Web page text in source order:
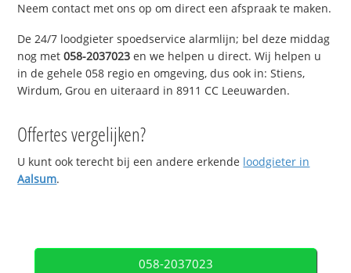
Neem contact met ons op om direct een afspraak te maken.
De 24/7 loodgieter spoedservice alarmlijn; bel deze middag
nog met058-2037023 en we helpen u direct. Wij helpen u
in de gehele 058 regio en omgeving, dus ook in: Stiens,
Wirdum, Grou en uiteraard in 8911 CC Leeuwarden.
Offertes vergelijken?
U kunt ook terecht bij een andere erkende loodgieter in
Aalsum.
058-2037023